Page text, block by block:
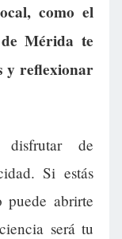
como el
Mérida te
y reflexionar
de
Si estás
abrirte
será tu